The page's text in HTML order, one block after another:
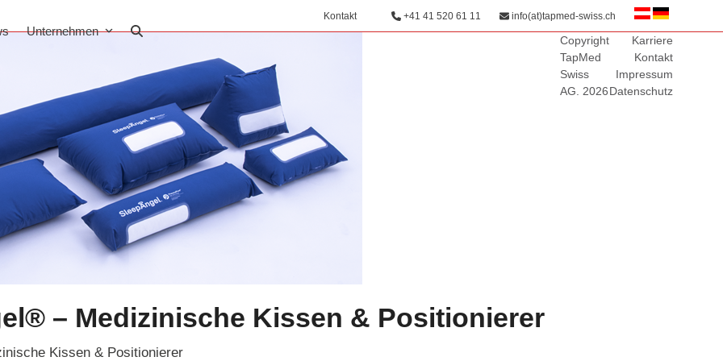
Kontakt +41 41 520 61 11 info(at)tapmed-swiss.ch
Unternehmen
– Medizinische Kissen & Positionierer
Kissen & Positionierer
Copyright
TapMed
Swiss
AG. 2026
Karriere
Kontakt
Impressum
Datenschutz